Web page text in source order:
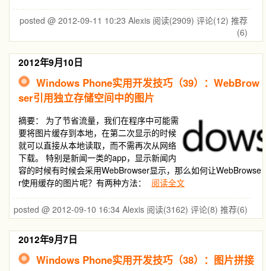
posted @ 2012-09-11 10:23 Alexis 阅读(2909) 评论(12) 推荐
(6)
2012年9月10日
Windows Phone实用开发技巧（39）：WebBrow
ser引用独立存储空间中的图片
摘要： 为了节省流量，我们在程序中可能需
要将图片缓存到本地，在第二次显示的时候
就可以直接从本地读取，而不需再次从网络
下载。 特别是新闻一类的app，显示新闻内
容的时候有时候会采用WebBrowser显示，那么如何让WebBrowse
r使用缓存的图片呢？有两种方法：
阅读全文
posted @ 2012-09-10 16:34 Alexis 阅读(3162) 评论(8) 推荐(6)
2012年9月7日
Windows Phone实用开发技巧（38）：图片拼接